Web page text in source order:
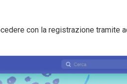
con la registrazione tramite